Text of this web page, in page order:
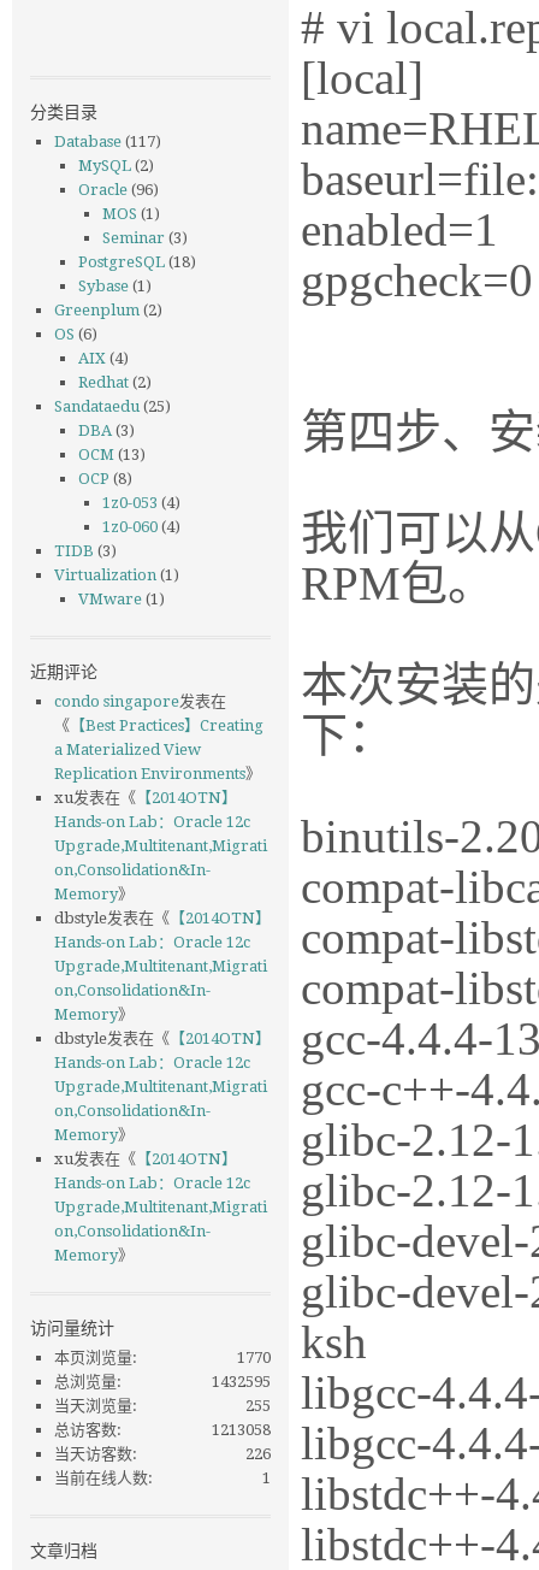
# vi
[local]
enabled=1
gpgcheck=0
第四步、
我们可以
RPM包。
本次安装
下：
binutils-
compat-
compat-
compat-
gcc-4.4.4-
gcc-c++-
glibc-2.12-
glibc-2.12-
glibc-
glibc-
ksh
libgcc-
libgcc-
libstdc++-
libstdc++-
分类目录
Database (117)
MySQL (2)
Oracle (96)
MOS (1)
Seminar (3)
PostgreSQL (18)
Sybase (1)
Greenplum (2)
OS (6)
AIX (4)
Redhat (2)
Sandataedu (25)
DBA(3)
OCM (13)
OCP (8)
1z0-053 (4)
1z0-060 (4)
TIDB (3)
Virtualization (1)
VMware (1)
近期评论
condo singapore发表在
《 【Best Practices】Creating
a Materialized View
Replication Environments》
xu发表在《 【2014OTN】
Hands-on Lab：Oracle 12c
Upgrade,Multitenant,Migrati
on,Consolidation&In-
Memory》
dbstyle发表在《 【2014OTN】
Hands-on Lab：Oracle 12c
Upgrade,Multitenant,Migrati
on,Consolidation&In-
Memory》
dbstyle发表在《 【2014OTN】
Hands-on Lab：Oracle 12c
Upgrade,Multitenant,Migrati
on,Consolidation&In-
Memory》
xu发表在《 【2014OTN】
Hands-on Lab：Oracle 12c
Upgrade,Multitenant,Migrati
on,Consolidation&In-
Memory》
访问量统计
1770
本页浏览量:
1432595
总浏览量:
255
当天浏览量:
1213058
总访客数:
226
当天访客数:
1
当前在线人数:
文章归档